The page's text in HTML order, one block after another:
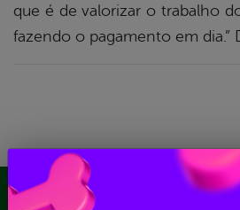
que é de valorizar o trabalho
fazendo o pagamento em dia.”